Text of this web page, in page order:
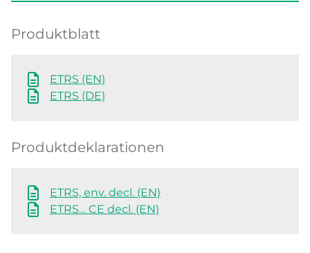
Produktblatt
ETRS (EN)
ETRS (DE)
Produktdeklarationen
ETRS, env. decl. (EN)
ETRS… CE decl. (EN)